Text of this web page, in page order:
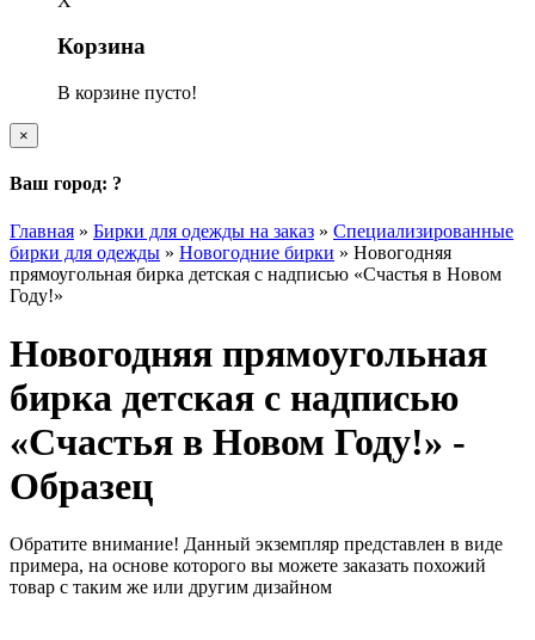
Корзина
В корзине пусто!
×
Ваш город: ?
Главная » Бирки для одежды на заказ » Специализированные
бирки для одежды » Новогодние бирки » Новогодняя
прямоугольная бирка детская с надписью «Счастья в Новом
Году!»
Новогодняя прямоугольная
бирка детская с надписью
«Счастья в Новом Году!» -
Образец
Обратите внимание! Данный экземпляр представлен в виде
примера, на основе которого вы можете заказать похожий
товар с таким же или другим дизайном